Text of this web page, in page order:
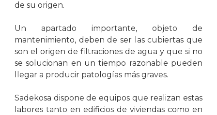
de su origen.
Un apartado importante, objeto de
mantenimiento, deben de ser las cubiertas que
son el origen de filtraciones de agua y que si no
se solucionan en un tiempo razonable pueden
llegar a producir patologías más graves.
Sadekosa dispone de equipos que realizan estas
labores tanto en edificios de viviendas como en